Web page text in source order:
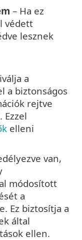
– Ha ez
védett
lesznek
a
a biztonságos
rejtve
Ezzel
elleni
van,
módosított
a
Ez biztosítja a
által
ellen.